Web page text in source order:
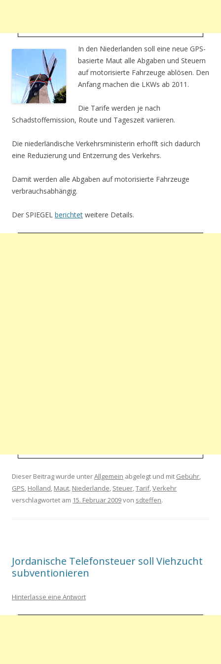
In den Niederlanden soll eine neue GPS-
basierte Maut alle Abgaben und Steuern
auf motorisierte Fahrzeuge ablösen. Den
Anfang machen die LKWs ab 2011.
Die Tarife werden je nach
Schadstoffemission, Route und Tageszeit variieren.
Die niederländische Verkehrsministerin erhofft sich dadurch
eine Reduzierung und Entzerrung des Verkehrs.
Damit werden alle Abgaben auf motorisierte Fahrzeuge
verbrauchsabhängig.
Der SPIEGEL berichtet weitere Details.
Dieser Beitrag wurde unterAllgemein abgelegt und mit Gebühr,
GPS, Holland, Maut, Niederlande, Steuer,Tarif,Verkehr
verschlagwortet am 15. Februar 2009von sdteffen.
Jordanische Telefonsteuer soll Viehzucht
subventionieren
Hinterlasse eine Antwort